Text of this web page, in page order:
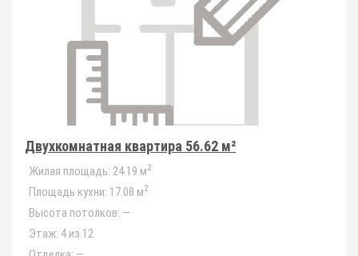
Двухкомнатная квартира 56.62 м²
Жилая площадь: 24.19 м2
Площадь кухни: 17.08 м2
Высота потолков: —
Этаж: 4 из 12